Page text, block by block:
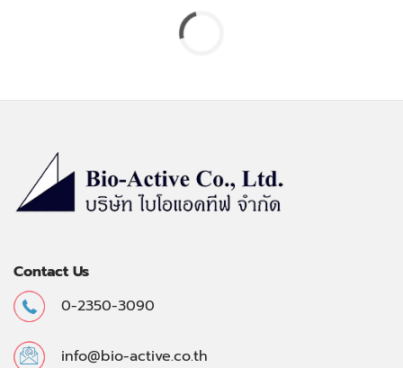
Contact Us
0-2350-3090
info@bio-active.co.th